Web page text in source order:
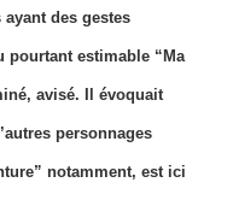
des gestes
pourtant estimable “Ma
avisé. Il évoquait
personnages
notamment, est ici